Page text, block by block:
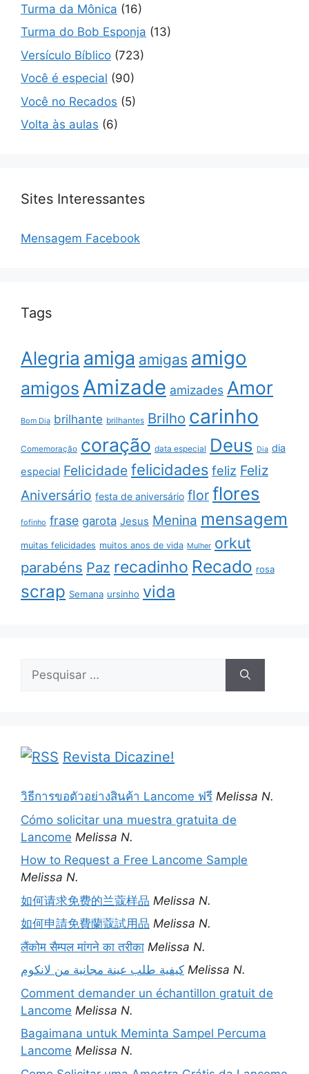
Turma da Mônica (16)
Turma do Bob Esponja (13)
Versículo Bíblico (723)
Você é especial (90)
Você no Recados (5)
Volta às aulas (6)
Sites Interessantes
Mensagem Facebook
Tags
Alegria amiga amigas amigo
amigos Amizade amizades Amor
Bom Dia brilhante brilhantes Brilho carinho
Comemoração coração data especial Deus Dia dia
especial Felicidade felicidades feliz Feliz
Aniversário festa de aniversário flor flores
fofinho frase garota Jesus Menina mensagem
muitas felicidades muitos anos de vida Mulher orkut
parabéns Paz recadinho Recado rosa
scrap Semana ursinho vida
Pesquisar
Revista Dicazine!
วิธีการขอตัวอย่างสินค้า Lancome ฟรี Melissa N.
Cómo solicitar una muestra gratuita de
Lancome Melissa N.
How to Request a Free Lancome Sample
Melissa N.
如何请求免费的兰蔻样品 Melissa N.
如何申請免費蘭蔻試用品 Melissa N.
लैंकोम सैम्पल मांगने का तरीका Melissa N.
كيفية طلب عينة مجانية من لانكوم Melissa N.
Comment demander un échantillon gratuit de
Lancome Melissa N.
Bagaimana untuk Meminta Sampel Percuma
Lancome Melissa N.